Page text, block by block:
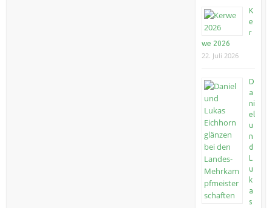
K
e
r
we 2026
22. Juli 2026
D
a
ni
el
u
n
d
L
u
k
a
s